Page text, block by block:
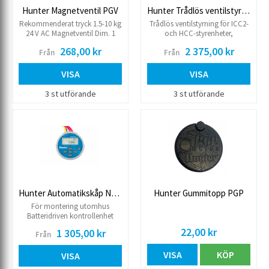
Hunter Magnetventil PGV
Rekommenderat tryck 1.5-10 kg
24 V AC Magnetventil Dim. 1
Från 268,00 kr
VISA
3 st utförande
Hunter Trådlös ventilstyrning
Trådlös ventilstyrning för ICC2-
och HCC-styrenheter,
and Hydrawise®
bevattningshanteringsplattformar.
Från 2 375,00 kr
VISA
3 st utförande
Hunter Automatikskåp NODE, batteridrift
För montering utomhus
Batteridriven kontrollenhet
program 4 st Max drifttid/kanal
6 timmar
Från 1 305,00 kr
VISA
Hunter Gummitopp PGP
22,00 kr
VISA KÖP